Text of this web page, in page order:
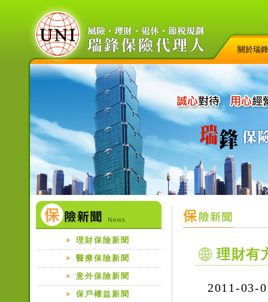
關於瑞鋒
理財保險新聞
醫療保險新聞
意外保險新聞
保戶權益新聞
理財有
2011-03-